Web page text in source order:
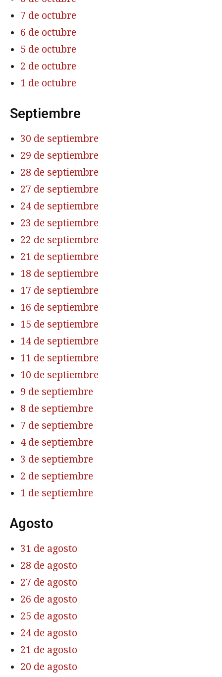
7 de octubre
6 de octubre
5 de octubre
2 de octubre
1 de octubre
Septiembre
30 de septiembre
29 de septiembre
28 de septiembre
27 de septiembre
24 de septiembre
23 de septiembre
22 de septiembre
21 de septiembre
18 de septiembre
17 de septiembre
16 de septiembre
15 de septiembre
14 de septiembre
11 de septiembre
10 de septiembre
9 de septiembre
8 de septiembre
7 de septiembre
4 de septiembre
3 de septiembre
2 de septiembre
1 de septiembre
Agosto
31 de agosto
28 de agosto
27 de agosto
26 de agosto
25 de agosto
24 de agosto
21 de agosto
20 de agosto